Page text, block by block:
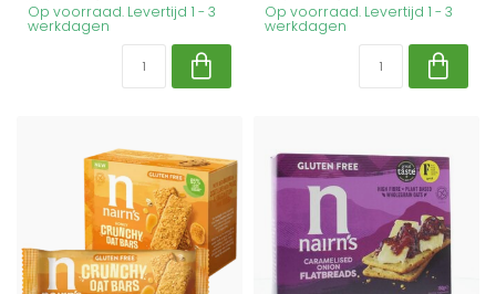
Op voorraad. Levertijd 1 - 3
werkdagen
Op voorraad. Levertijd 1 - 3
werkdagen